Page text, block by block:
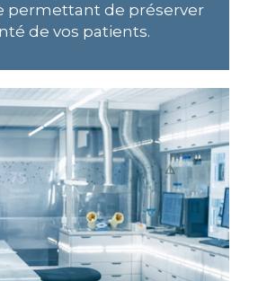
permettant de préserver
de vos patients.